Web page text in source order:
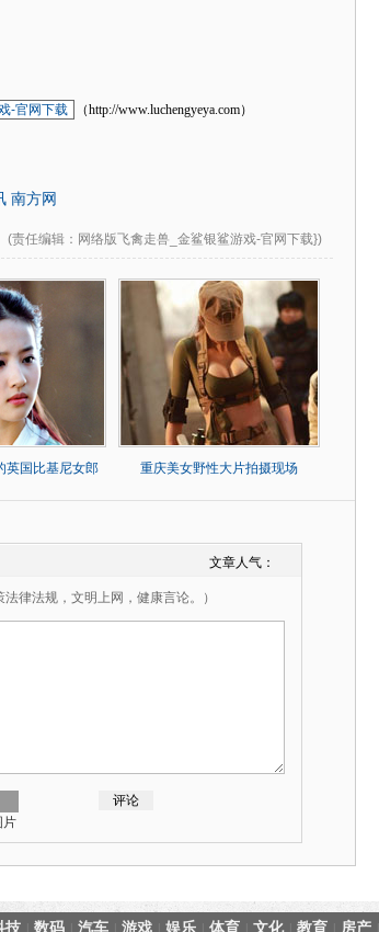
-官网下载 （http://www.luchengyeya.com）
南方网
(责任编辑 ：网络版飞禽走兽_金鲨银鲨游戏-官网下载})
英国比基尼女郎 重庆美女野性大片拍摄现场
文章人气：
律法规，文明上网，健康言论。）
技 数码 汽车 游戏 娱乐 体育 文化 教育 房产